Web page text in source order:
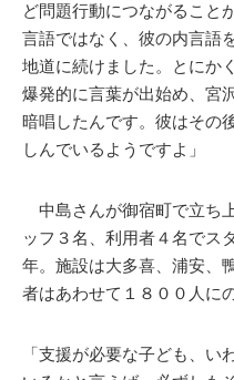
ど問題行動につながること
言語ではなく、彼の内言語
地道に続けました。とにか
爆発的に言葉が出始め、宮
暗唱したんです。彼はその
しんでいるようですよ」
中島さんが御宿町で立ち
ッフ３名、利用者４名でス
年。施設は大多喜、浦安、
者はあわせて１８００人に
「支援が必要な子ども、い